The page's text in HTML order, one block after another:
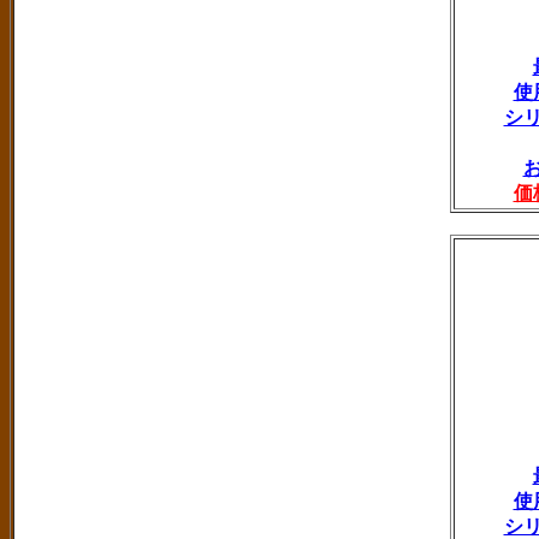
使
シ
価
使
シ